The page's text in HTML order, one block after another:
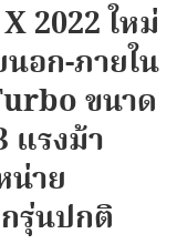
2022 ใหม่
อก-ภายใน
ขนาด
แรงม้า
น่าย
รุ่นปกติ